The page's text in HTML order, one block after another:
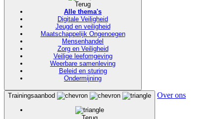
Terug
Alle thema's
Digitale Veiligheid
Jeugd en veiligheid
Maatschappelijk Ongenoegen
Mensenhandel
Zorg en Veiligheid
Veilige leefomgeving
Weerbare samenleving
Beleid en sturing
Ondermijning
Trainingsaanbod Over ons